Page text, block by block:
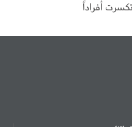
أفراداً